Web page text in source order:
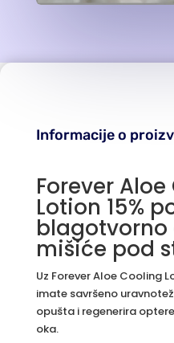
Informacije o
Forever
Lotion 15%
blagotvorno
mišiće pod
Uz Forever Aloe Cooling
imate savršeno
opušta i regenerira
oka.